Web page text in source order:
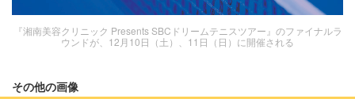
『湘南美容クリニック Presents SBCドリームテニスツアー』のファイナルラ
ウンドが、12月10日（土）、11日（日）に開催される
その他の画像